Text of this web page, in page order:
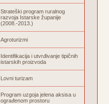
Strateški program ruralnog
razvoja Istarske županije
(2008.-2013.)
Agroturizmi
Identifikacija i utvrđivanje tipičnih
istarskih proizvoda
Lovni turizam
Program uzgoja jelena aksisa u
ograđenom prostoru